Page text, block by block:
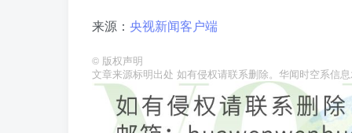
来源： 央视新闻客户端
© 版权声明
文章来源标明出处 如有侵权请联系删除。华闻时空系信